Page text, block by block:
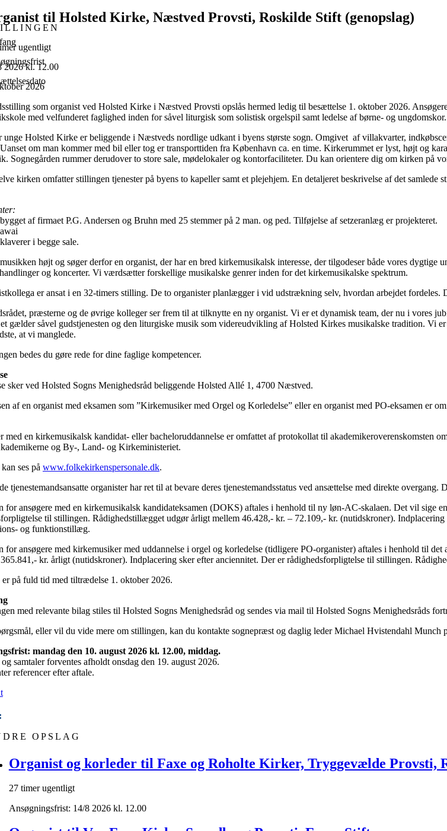
til Holsted Kirke, Næstved Provsti, Roskilde Stift (genopslag)
ugentligt
2026 kl. 12.00
2026
som organist ved Holsted Kirke i Næstved Provsti opslås hermed ledig til besættelse 1. oktober 2026.
med velfunderet faglighed inden for såvel liturgisk som solistisk orgelspil samt ledelse af børne- og ungdomskor.
unge Holsted Kirke er beliggende i Næstveds nordlige udkant i byens største sogn. Omgivet af villakvarter,
om man kommer med bil eller tog er transporttiden fra København ca. en time. Kirkerummet er lyst, højt og
Sognegården rummer derudover to store sale, mødelokaler og kontorfaciliteter. Du kan orientere dig om kirken på
kirken omfatter stillingen tjenester på byens to kapeller samt et plejehjem. En detaljeret beskrivelse af det
af firmaet P.G. Andersen og Bruhn med 25 stemmer på 2 man. og ped. Tilføjelse af setzeranlæg er projekteret.
i begge sale.
højt og søger derfor en organist, der har en bred kirkemusikalsk interesse, der tilgodeser både vores
og koncerter. Vi værdsætter forskellige musikalske genrer inden for det kirkemusikalske spektrum.
er ansat i en 32-timers stilling. De to organister planlægger i vid udstrækning selv, hvordan arbejdet fordeles.
præsterne og de øvrige kolleger ser frem til at tilknytte en ny organist. Vi er et dynamisk team, der nu i vores
gælder såvel gudstjenesten og den liturgiske musik som videreudvikling af Holsted Kirkes musikalske tradition. Vi
at vi manglede.
bedes du gøre rede for dine faglige kompetencer.
sker ved Holsted Sogns Menighedsråd beliggende Holsted Allé 1, 4700 Næstved.
af en organist med eksamen som ”Kirkemusiker med Orgel og Korledelse” eller en organist med PO-eksamen er
med en kirkemusikalsk kandidat- eller bacheloruddannelse er omfattet af protokollat til akademikeroverenskomsten
og By-, Land- og Kirkeministeriet.
ses på www.folkekirkenspersonale.dk.
tjenestemandsansatte organister har ret til at bevare deres tjenestemandsstatus ved ansættelse med direkte
for ansøgere med en kirkemusikalsk kandidateksamen (DOKS) aftales i henhold til ny løn-AC-skalaen. Det vil sige
til stillingen. Rådighedstillægget udgør årligt mellem 46.428,- kr. – 72.109,- kr. (nutidskroner).
og funktionstillæg.
for ansøgere med kirkemusiker med uddannelse i orgel og korledelse (tidligere PO-organister) aftales i henhold til
kr. årligt (nutidskroner). Indplacering sker efter anciennitet. Der er rådighedsforpligtelse til stillingen.
på fuld tid med tiltrædelse 1. oktober 2026.
med relevante bilag stiles til Holsted Sogns Menighedsråd og sendes via mail til Holsted Sogns Menighedsråds
eller vil du vide mere om stillingen, kan du kontakte sognepræst og daglig leder Michael Hvistendahl
mandag den 10. august 2026 kl. 12.00, middag.
samtaler forventes afholdt onsdag den 19. august 2026.
referencer efter aftale.
OPSLAG
Organist og korleder til Faxe og Roholte Kirker, Tryggevælde Provsti,
27 timer ugentligt
Ansøgningsfrist: 14/8 2026 kl. 12.00